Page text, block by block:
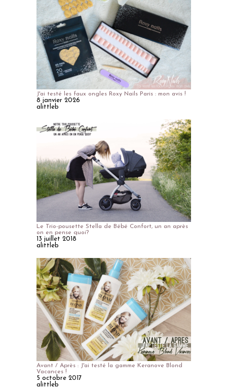
J'ai testé les faux ongles Roxy Nails Paris : mon avis !
8 janvier 2026
alittleb
Le Trio-pousette Stella de Bébé Confort, un an après
on en pense quoi?
13 juillet 2018
alittleb
Avant / Après : J'ai testé la gamme Keranove Blond
Vacances !
5 octobre 2017
alittleb